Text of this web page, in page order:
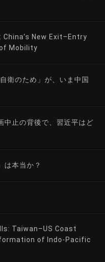
New Exit–Entry
Mobility
衛のため」が、いま中国
中止の背後で、習近平はど
は本当か？
Taiwan–US Coast
of Indo-Pacific